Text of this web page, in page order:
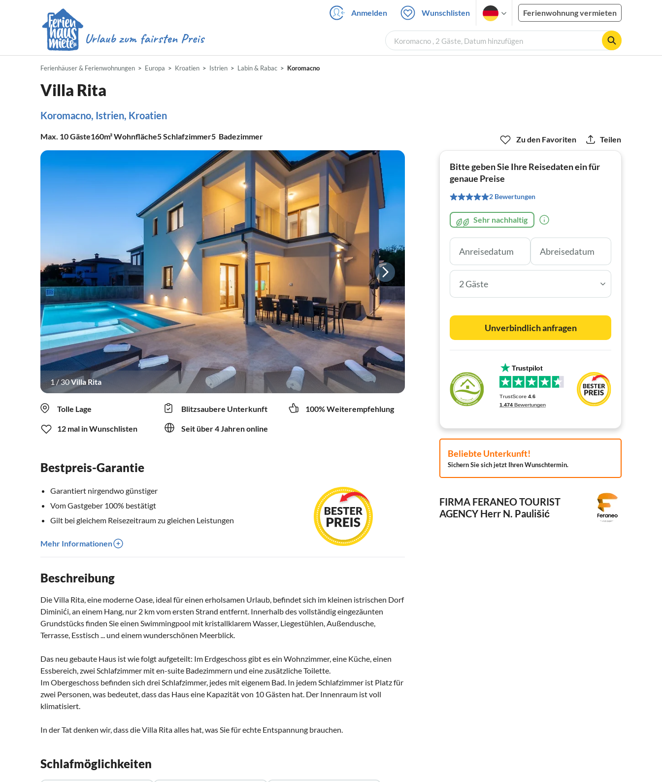
Anmelden Wunschlisten Ferienwohnung vermieten
Koromacno , 2 Gäste, Datum hinzufügen
Ferienhäuser & Ferienwohnungen Europa Kroatien Istrien Labin & Rabac Koromacno
Villa Rita
Koromacno, Istrien, Kroatien
Max. 10Gäste160m²Wohnfläche5Schlafzimmer5 Badezimmer
1/30Villa Rita
Tolle Lage Blitzsaubere Unterkunft 100% Weiterempfehlung
12 mal in Wunschlisten Seit über 4 Jahren online
Bestpreis-Garantie
Garantiert nirgendwo günstiger
Vom Gastgeber 100% bestätigt
Gilt bei gleichem Reisezeitraum zu gleichen Leistungen
Mehr Informationen
Beschreibung
Die Villa Rita, eine moderne Oase, ideal für einen erholsamen Urlaub, befindet sich im kleinen istrischen Dorf
Diminići, an einem Hang, nur 2 km vom ersten Strand entfernt. Innerhalb des vollständig eingezäunten
Grundstücks finden Sie einen Swimmingpool mit kristallklarem Wasser, Liegestühlen, Außendusche,
Terrasse, Esstisch ... und einem wunderschönen Meerblick.
Das neu gebaute Haus ist wie folgt aufgeteilt: Im Erdgeschoss gibt es ein Wohnzimmer, eine Küche, einen
Essbereich, zwei Schlafzimmer mit en-suite Badezimmern und eine zusätzliche Toilette.
Im Obergeschoss befinden sich drei Schlafzimmer, jedes mit eigenem Bad. In jedem Schlafzimmer ist Platz für
zwei Personen, was bedeutet, dass das Haus eine Kapazität von 10 Gästen hat. Der Innenraum ist voll
klimatisiert.
In der Tat denken wir, dass die Villa Rita alles hat, was Sie für echte Entspannung brauchen.
Schlafmöglichkeiten
Zu den Favoriten Teilen
Bitte geben Sie Ihre Reisedaten ein für
genaue Preise
2 Bewertungen
Sehr nachhaltig
2 Gäste
Unverbindlich anfragen
Beliebte Unterkunft!
Sichern Sie sich jetzt Ihren Wunschtermin.
FIRMA FERANEO TOURIST
AGENCY Herr N. Paulišić